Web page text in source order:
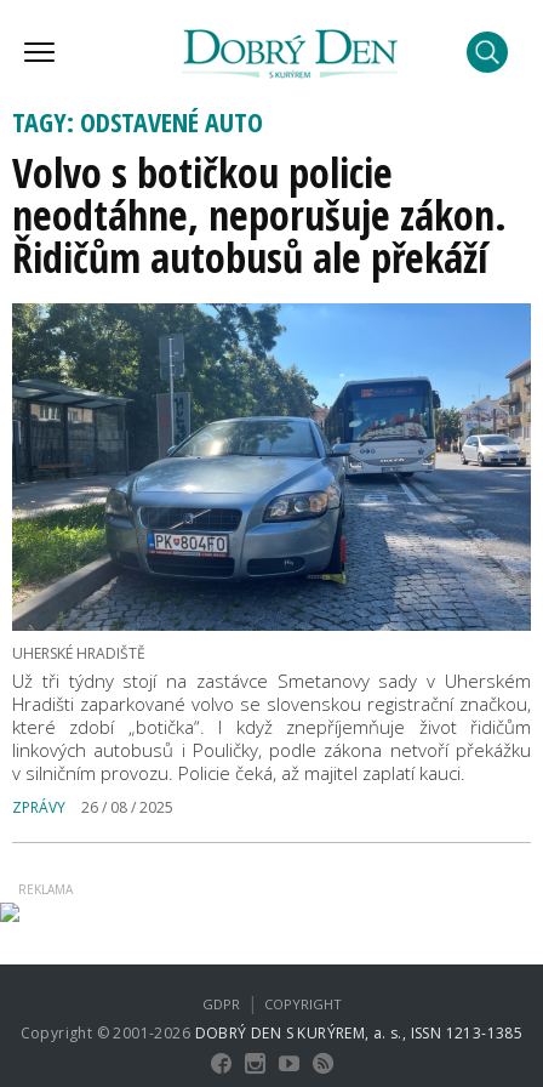
TAGY: ODSTAVENÉ AUTO
Volvo s botičkou policie
neodtáhne, neporušuje zákon.
Řidičům autobusů ale překáží
UHERSKÉ HRADIŠTĚ
Už tři týdny stojí na zastávce Smetanovy sady v Uherském
Hradišti zaparkované volvo se slovenskou registrační značkou,
které zdobí „botička“. I když znepříjemňuje život řidičům
linkových autobusů i Pouličky, podle zákona netvoří překážku
v silničním provozu. Policie čeká, až majitel zaplatí kauci.
ZPRÁVY 26 / 08 / 2025
Copyright © 2001-2026 DOBRÝ DEN S KURÝREM, a. s., ISSN 1213-1385
GDPR | COPYRIGHT